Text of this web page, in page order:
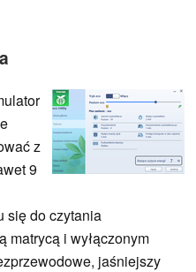
z
9
się do czytania
matrycą i wyłączonym
jaśniejszy